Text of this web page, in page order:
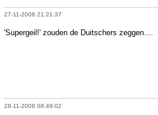
27-11-2008 21:21:37
'Supergeil!' zouden de Duitschers zeggen....
28-11-2008 08:49:02